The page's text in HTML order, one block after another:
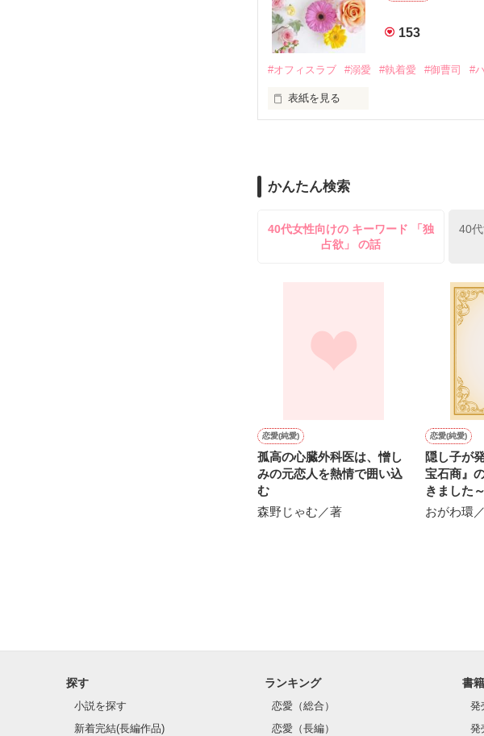
夏木美桜(なつきみお)
✕
鳴海哲平 (なるみてっぺい)
止まっていたはずの二人の時間が、再び
153
#オフィスラブ #溺愛 #執着愛 #御曹司 #
表紙を見る
雪瀬鷹哉（29）が『──俺と結婚してく
鷹哉『宜しくな、俺の雛子』🦅
雛子『俺の……ひぃ、雛子？！！！』🐥
シゴデキで冷徹な上司が見せる素顔
※表紙も作中使用の画像も全てフリー素
※執筆期間2026.6.3〜7.20完結です。
※他サイトさんにて恋愛トレンド1位で
かんたん検索
40代女性向けの キーワード 「独
占欲」 の話
40
恋愛(純愛)
孤高の心臓外科医は、憎し
みの元恋人を熱情で囲い込
む
森野じゃむ／著
恋愛(純愛)
隠し子が
宝石商』
きました
で見つけ
おがわ環
探す
小説を探す
新着完結(長編作品)
ランキング
恋愛（総合）
恋愛（長編）
書
発
発